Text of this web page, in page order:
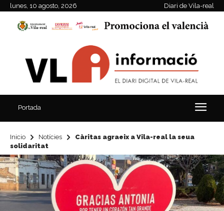
lunes, 10 agosto, 2026 Diari de Vila-real
Portada
Inicio Notícies
Càritas agraeix a Vila-real la seua
solidaritat